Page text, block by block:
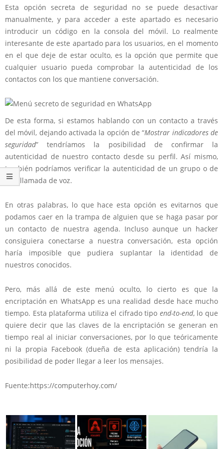
Esta opción secreta de seguridad no se puede desactivar
manualmente, y para acceder a este apartado es necesario
introducir un código en la consola del móvil. Lo realmente
interesante de este apartado para los usuarios, en el momento
en el que deje de estar oculto, es la opción que permite que
cualquier usuario pueda comprobar la autenticidad de los
contactos con los que mantiene conversación.
De esta forma, si estamos hablando con un contacto a través
del móvil, dejando activada la opción de “Mostrar indicadores de
seguridad” tendríamos la posibilidad de confirmar la
autenticidad de nuestro contacto desde su perfil. Así mismo,
también podríamos verificar la autenticidad de un grupo o de
una llamada de voz.
En otras palabras, lo que hace esta opción esevitarnos que
podamos caer en la trampa de alguien que se haga pasar por
un contacto de nuestra agenda. Incluso aunque un hacker
consiguiera conectarse a nuestra conversación, esta opción
haría imposible que pudiera suplantar la identidad de
nuestros conocidos.
Pero, más allá de este menú oculto, lo cierto es que la
encriptación en WhatsApp es una realidad desde hace mucho
tiempo. Esta plataforma utiliza el cifrado tipo end-to-end, lo que
quiere decir que las claves de la encriptación se generan en
tiempo real al iniciar conversaciones, por lo que teóricamente
ni la propia Facebook (dueña de esta aplicación) tendría la
posibilidad de poder llegar a leer los mensajes.
Fuente:https://computerhoy.com/